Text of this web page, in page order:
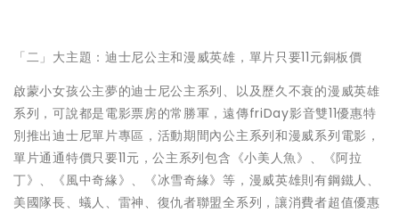
「二」大主題：迪士尼公主和漫威英雄，單片只要11元銅板價
啟蒙小女孩公主夢的迪士尼公主系列、以及歷久不衰的漫威英雄
系列，可說都是電影票房的常勝軍，遠傳friDay影音雙11優惠特
別推出迪士尼單片專區，活動期間內公主系列和漫威系列電影，
單片通通特價只要11元，公主系列包含《小美人魚》、《阿拉
丁》、《風中奇緣》、《冰雪奇緣》等，漫威英雄則有鋼鐵人、
美國隊長、蟻人、雷神、復仇者聯盟全系列，讓消費者超值優惠